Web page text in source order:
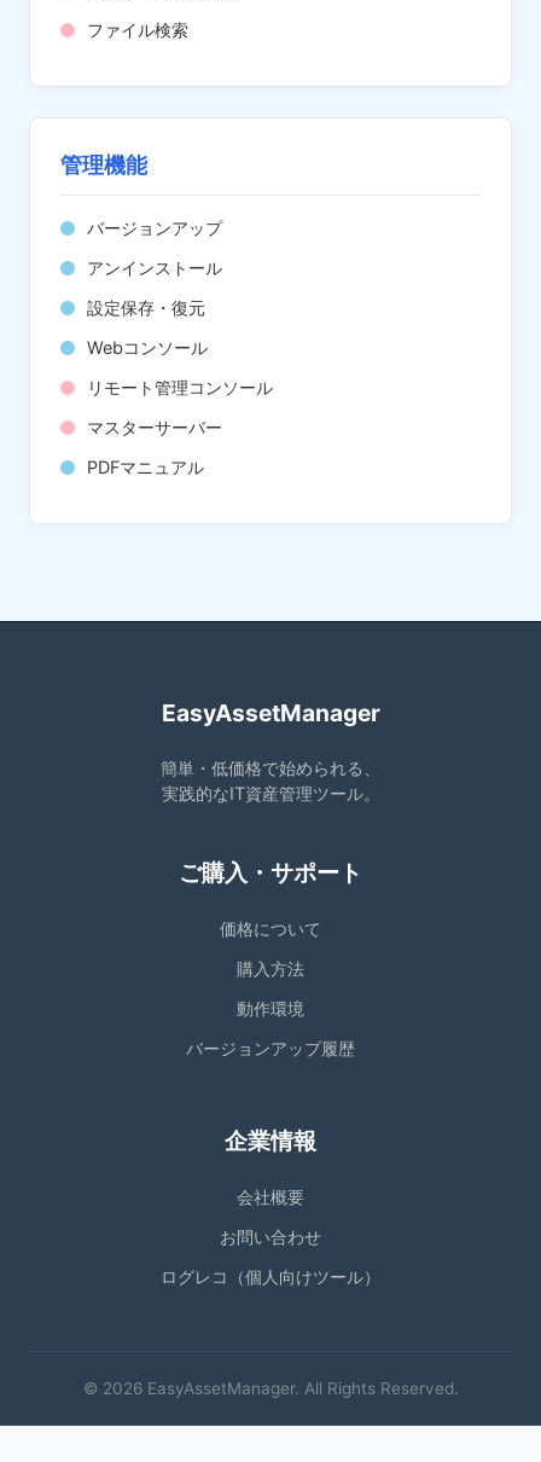
ファイル検索
管理機能
バージョンアップ
アンインストール
設定保存・復元
Webコンソール
リモート管理コンソール
マスターサーバー
PDFマニュアル
EasyAssetManager
簡単・低価格で始められる、
実践的なIT資産管理ツール。
ご購入・サポート
価格について
購入方法
動作環境
バージョンアップ履歴
企業情報
会社概要
お問い合わせ
ログレコ（個人向けツール）
© 2026 EasyAssetManager. All Rights Reserved.